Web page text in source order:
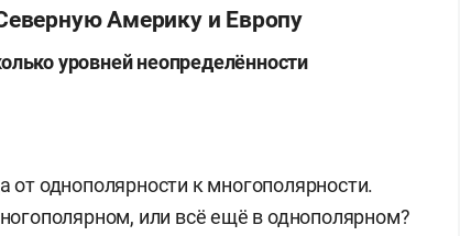
Америку и Европу
уровней неопределённости
однополярности к многополярности.
или всё ещё в однополярном?